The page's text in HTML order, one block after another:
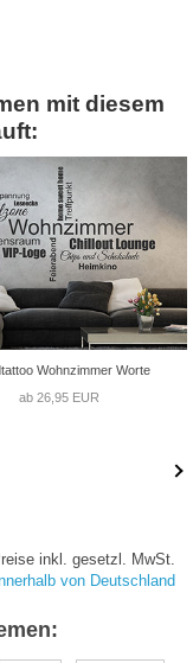
mit diesem
Wohnzimmer Worte
ab 26,95 EUR
inkl. gesetzl. MwSt.
von Deutschland